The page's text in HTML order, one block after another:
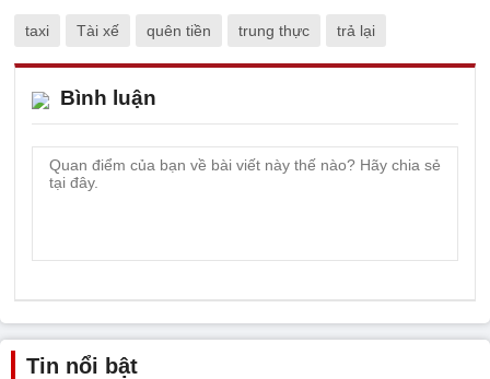
taxi Tài xế quên tiền trung thực trả lại
Bình luận
Tin nổi bật